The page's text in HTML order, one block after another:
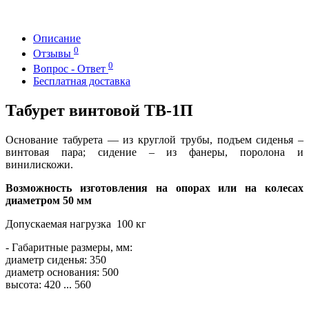
Описание
Отзывы 0
Вопрос - Ответ 0
Бесплатная доставка
Табурет винтовой ТВ-1П
Основание табурета ― из круглой трубы, подъем сиденья –
винтовая пара; сидение – из фанеры, поролона и
винилискожи.
Возможность изготовления на опорах или на колесах
диаметром 50 мм
Допускаемая нагрузка 100 кг
- Габаритные размеры, мм:
диаметр сиденья: 350
диаметр основания: 500
высота: 420 ... 560